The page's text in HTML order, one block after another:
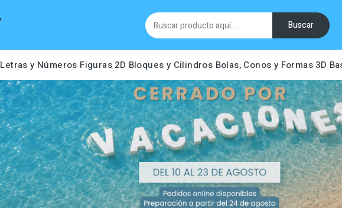
Buscar
Letras y Números Figuras 2D Bloques y Cilindros Bolas, Conos y Formas 3D